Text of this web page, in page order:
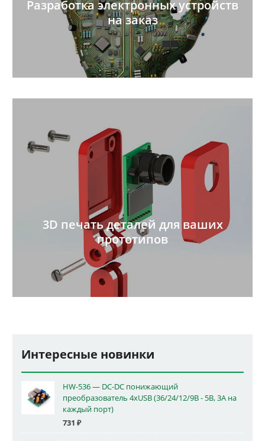
Разработка электронных устройств
на заказ
3D печать деталей для ваших
прототипов
Интересные новинки
HW-536 — DC-DC понижающий
преобразователь 4xUSB (36/24/12/9В - 5В, 3А на
каждый порт)
731 ₽